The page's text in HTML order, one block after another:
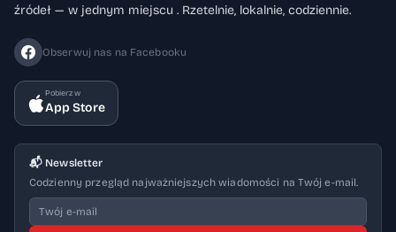
źródeł — w jednym miejscu . Rzetelnie, lokalnie, codziennie.
Obserwuj nas na Facebooku
Pobierz w
App Store
📬 Newsletter
Codzienny przegląd najważniejszych wiadomości na Twój e-mail.